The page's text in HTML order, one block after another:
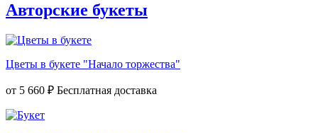
Авторские букеты
Цветы в букете "Начало торжества"
от 5 660 ₽